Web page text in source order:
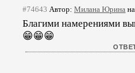
#74643 Автор: Милана Юрина
Благими намерениями
😁😁😁